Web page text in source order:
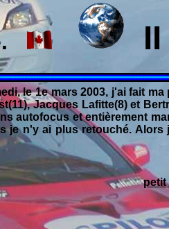
II
le 1e mars 2003, j'ai fait
Jacques Lafitte(8) et
autofocus et entièrement
je n'y ai plus retouché. Alors
petit